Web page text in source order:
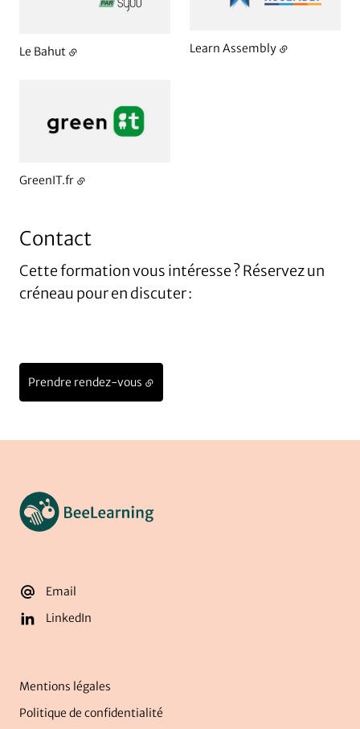
Le Bahut Learn Assembly
GreenIT.fr
Contact
Cette formation vous intéresse ? Réservez un
créneau pour en discuter :
Prendre rendez-vous
Email
LinkedIn
Mentions légales
Politique de confidentialité